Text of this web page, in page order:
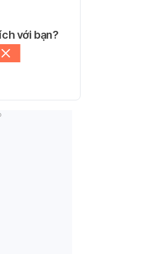
với bạn?